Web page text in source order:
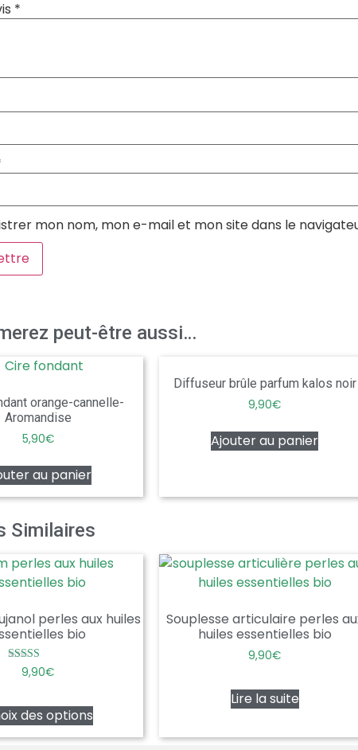
*
mon nom, mon e-mail et mon site dans le
peut-être aussi…
orange-cannelle-
Aromandise
5,90€
au panier
Diffuseur brûle parfum kalos noir
9,90€
Ajouter au panier
Similaires
perles aux huiles
bio
Note
5.00
9,90€
des options
Souplesse articulaire perles
huiles essentielles bio
9,90€
Lire la suite